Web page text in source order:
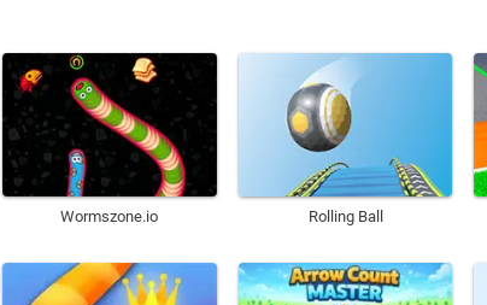
Wormszone.io Rolling Ball